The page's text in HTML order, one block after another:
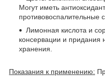
Могут иметь
противовоспалительные
Лимонная кислота и
консервации и придания
хранения.
Показания к применению: